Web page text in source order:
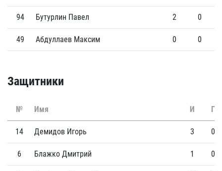
94 Бутурлин Павел 2 0
49 Абдуллаев Максим 0 0
Защитники
№ Имя И Г
14 Демидов Игорь 3 0
6 Блажко Дмитрий 1 0